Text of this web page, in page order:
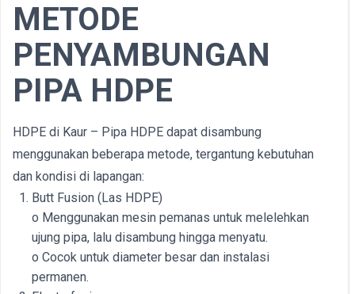
METODE
PENYAMBUNGAN
PIPA HDPE
HDPE di Kaur – Pipa HDPE dapat disambung
menggunakan beberapa metode, tergantung kebutuhan
dan kondisi di lapangan:
Butt Fusion (Las HDPE)
o Menggunakan mesin pemanas untuk melelehkan
ujung pipa, lalu disambung hingga menyatu.
o Cocok untuk diameter besar dan instalasi
permanen.